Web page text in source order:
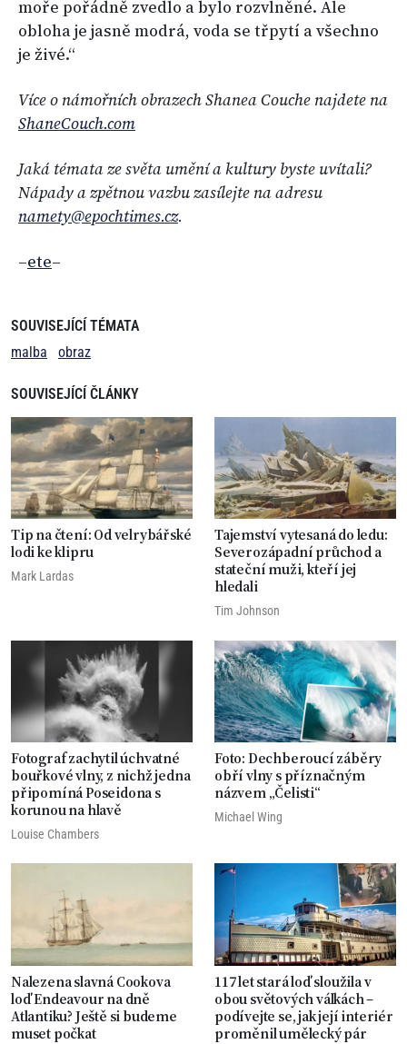
moře pořádně zvedlo a bylo rozvlněné. Ale
obloha je jasně modrá, voda se třpytí a všechno
je živé.“
Více o námořních obrazech Shanea Couche najdete na
ShaneCouch.com
Jaká témata ze světa umění a kultury byste uvítali?
Nápady a zpětnou vazbu zasílejte na adresu
namety@epochtimes.cz.
–ete–
SOUVISEJÍCÍ TÉMATA
malba
obraz
SOUVISEJÍCÍ ČLÁNKY
Tip na čtení: Od velrybářské
lodi ke klipru
Mark Lardas
Tajemství vytesaná do ledu:
Severozápadní průchod a
stateční muži, kteří jej
hledali
Tim Johnson
Fotograf zachytil úchvatné
bouřkové vlny, z nichž jedna
připomíná Poseidona s
korunou na hlavě
Louise Chambers
Foto: Dechberoucí záběry
obří vlny s příznačným
názvem „Čelisti“
Michael Wing
Nalezena slavná Cookova
loď Endeavour na dně
Atlantiku? Ještě si budeme
muset počkat
117 let stará loď sloužila v
obou světových válkách –
podívejte se, jak její interiér
proměnil umělecký pár